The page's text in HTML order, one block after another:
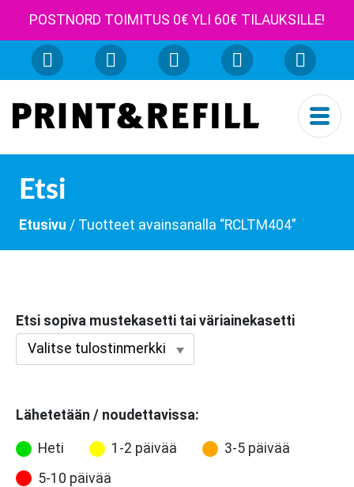
POSTNORD TOIMITUS 0€ YLI 60€ TILAUKSILLE!
Etsi
Etusivu / Tuotteet avainsanalla “RCLTM404”
Etsi sopiva mustekasetti tai väriainekasetti
Lähetetään / noudettavissa:
Heti 1-2 päivää
3-5 päivää
5-10 päivää